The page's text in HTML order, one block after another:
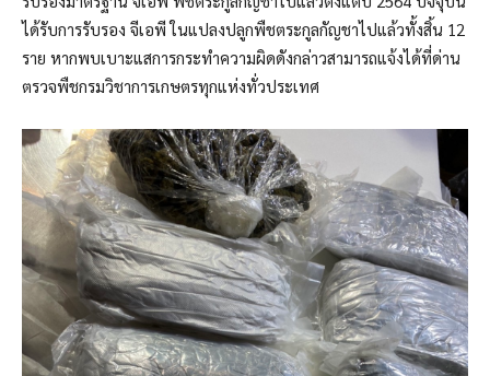
ได้รับการรับรอง จีเอพี ในแปลงปลูกพืชตระกูลกัญชาไปแล้วทั้งสิ้น 12
ราย หากพบเบาะแสการกระทำความผิดดังกล่าวสามารถแจ้งได้ที่ด่าน
ตรวจพืชกรมวิชาการเกษตรทุกแห่งทั่วประเทศ